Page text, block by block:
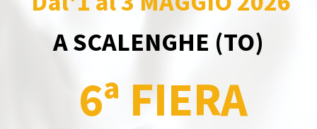
A SCALENGHE (TO)
6ª FIERA